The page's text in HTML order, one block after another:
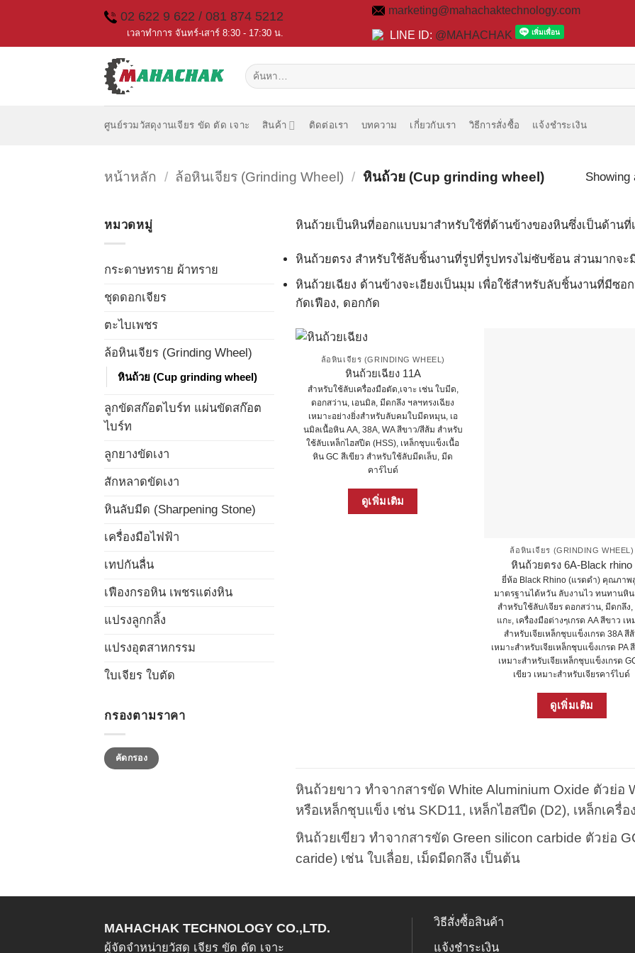
content
02 622 9 622 / 081 874 5212
เวลาทำการ จันทร์-เสาร์ 8:30 - 17:30 น.
marketing@mahachaktechnology.com
LINE ID: @MAHACHAK
ค้นหา:
ศูนย์รวมวัสดุงานเจียร ขัด ตัด เจาะ สินค้า ติดต่อเรา บทความ เกี่ยวกับเรา วิธีการสั่งซื้อ แจ้งชำระเงิน
หน้าหลัก / ล้อหินเจียร (Grinding Wheel) / หินถ้วย (Cup grinding wheel) Showing
หมวดหมู่
กระดาษทราย ผ้าทราย
ชุดดอกเจียร
ตะไบเพชร
ล้อหินเจียร (Grinding Wheel)
หินถ้วย (Cup grinding wheel)
ลูกขัดสก๊อตไบร์ท แผ่นขัดสก๊อต
ไบร์ท
ลูกยางขัดเงา
สักหลาดขัดเงา
หินลับมีด (Sharpening Stone)
เครื่องมือไฟฟ้า
เทปกันลื่น
เฟืองกรอหิน เพชรแต่งหิน
แปรงลูกกลิ้ง
แปรงอุตสาหกรรม
ใบเจียร ใบตัด
กรองตามราคา
ราคา
ต่ำ
สุด
ราคา
สูงสุดคัดกรอง
หินถ้วยเป็นหินที่ออกแบบมาสำหรับใช้ที่ด้านข้างของหินซึ่งเป็นด้านที่
หินถ้วยตรง สำหรับใช้ลับชิ้นงานที่รูปที่รูปทรงไม่ซับซ้อน ส่วนมากจะ
หินถ้วยเฉียง ด้านข้างจะเอียงเป็นมุม เพื่อใช้สำหรับลับชิ้นงานที่มีซอ
กัดเฟือง, ดอกกัด
ล้อหินเจียร (GRINDING WHEEL)
หินถ้วยเฉียง 11A
สำหรับใช้ลับเครื่องมือตัด,เจาะ เช่น ใบมีด,
ดอกสว่าน, เอนมิล, มีดกลึง ฯลฯทรงเฉียง
เหมาะอย่างยิ่งสำหรับลับคมใบมีดหมุน, เอ
นมิลเนื้อหิน AA, 38A, WA สีขาว/สีส้ม สำหรับ
ใช้ลับเหล็กไฮสปีด (HSS), เหล็กชุบแข็งเนื้อ
หิน GC สีเขียว สำหรับใช้ลับมีดเล็บ, มีด
คาร์ไบด์
ดูเพิ่มเติม
has
ล้อหินเจียร (GRINDING WHEEL)
หินถ้วยตรง 6A-Black rhino
ยี่ห้อ Black Rhino (แรดดำ) คุณภาพ
มาตรฐานไต้หวัน ลับงานไว ทนทานหิน
สำหรับใช้ลับ/เจียร ดอกสว่าน, มีดกลึง,
แกะ, เครื่องมือต่างๆเกรด AA สีขาว เห
สำหรับเจียเหล็กชุบแข็งเกรด 38A สี
เหมาะสำหรับเจียเหล็กชุบแข็งเกรด PA
เหมาะสำหรับเจียเหล็กชุบแข็งเกรด
เขียว เหมาะสำหรับเจียรคาร์ไบด์
ดูเพิ่มเติม
This
may
หินถ้วยขาว ทำจากสารขัด White Aluminium Oxide ตัวย่อ
หรือเหล็กชุบแข็ง เช่น SKD11, เหล็กไฮสปีด (D2), เหล็กเครื่
หินถ้วยเขียว ทำจากสารขัด Green silicon carbide ตัวย่อ
caride) เช่น ใบเลื่อย, เม็ดมีดกลึง เป็นต้น
MAHACHAK TECHNOLOGY CO.,LTD.
ผู้จัดจำหน่ายวัสดุ เจียร ขัด ตัด เจาะ
วิธีสั่งซื้อสินค้า
แจ้งชำระเงิน